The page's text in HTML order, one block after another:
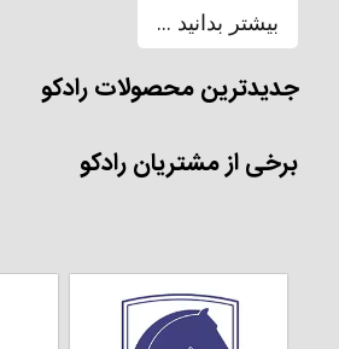
بیشتر بدانید ...
جدیدترین محصولات رادکو
برخی از مشتریان رادکو